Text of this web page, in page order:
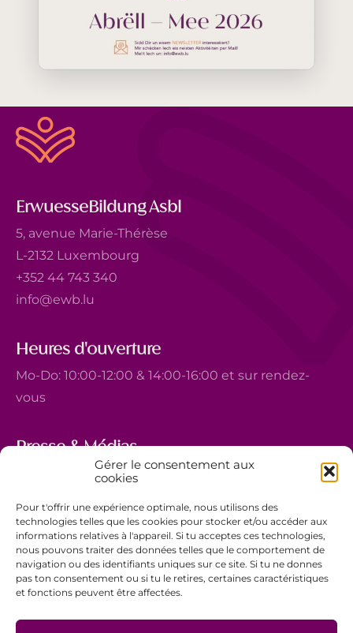
Gérer le consentement aux
cookies
Pour t'offrir une expérience optimale, nous utilisons des
technologies telles que les cookies pour stocker et/ou accéder aux
informations relatives à l'appareil. Si tu acceptes ces technologies,
nous pouvons traiter des données telles que le comportement de
navigation ou des identifiants uniques sur ce site. Si tu ne donnes
pas ton consentement ou si tu le retires, certaines caractéristiques
et fonctions peuvent être affectées.
ErwuesseBildung Asbl
5, avenue Marie-Thérèse
L-2132 Luxembourg
+352 44 743 340
info@ewb.lu
Heures d'ouverture
Mo-Do: 10:00-12:00 & 14:00-16:00 et sur rendez-
vous
Presse & Médias
5, avenue Marie-Thérèse
+352 44 743 340
comm@ewb.lu
Faire un don